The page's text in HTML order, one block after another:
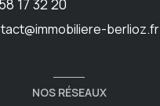
17 32 20
berlioz.fr
NOS RÉSEAUX